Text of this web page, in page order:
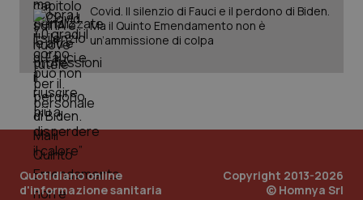
Covid. Il silenzio di Fauci e il perdono di Biden.
Ma il Quinto Emendamento non è
un’ammissione di colpa
Quotidiano online
d'informazione sanitaria
Copyright 2013-2026
© Homnya Srl
PHPSESSID
PHP.net
www.quotidianosanita.it